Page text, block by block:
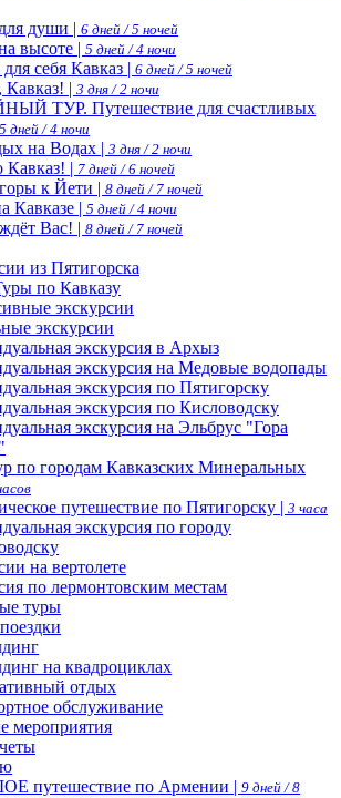
души | 6 дней / 5 ночей
высоте | 5 дней / 4 ночи
себя Кавказ | 6 дней / 5 ночей
Кавказ! | 3 дня / 2 ночи
ТУР. Путешествие для счастливых
5 дней / 4 ночи
на Водах | 3 дня / 2 ночи
Кавказ! | 7 дней / 6 ночей
к Йети | 8 дней / 7 ночей
Кавказе | 5 дней / 4 ночи
Вас! | 8 дней / 7 ночей
из Пятигорска
по Кавказу
экскурсии
экскурсии
экскурсия в Архыз
экскурсия на Медовые водопады
экскурсия по Пятигорску
экскурсия по Кисловодску
экскурсия на Эльбрус "Гора
по городам Кавказских Минеральных
путешествие по Пятигорску | 3 часа
экскурсия по городу
на вертолете
по лермонтовским местам
туры
на квадроциклах
отдых
обслуживание
мероприятия
путешествие по Армении | 9 дней / 8